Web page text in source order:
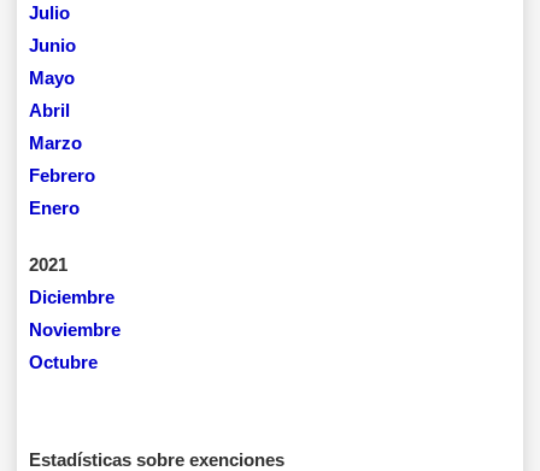
Julio
Junio
Mayo
Abril
Marzo
Febrero
Enero
2021
Diciembre
Noviembre
Octubre
Estadísticas sobre exenciones